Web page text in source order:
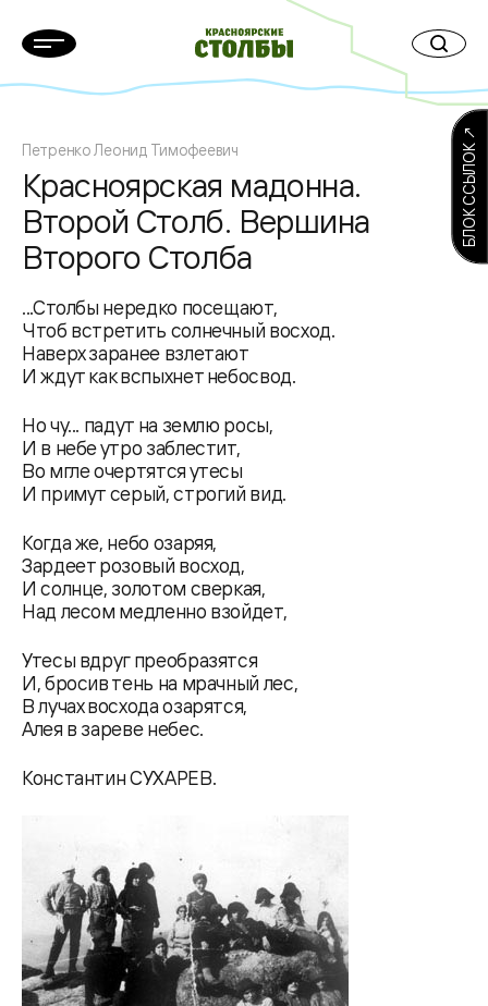
Петренко Леонид Тимофеевич
Красноярская мадонна.
Второй Столб. Вершина
Второго Столба
...Столбы нередко посещают,
Чтоб встретить солнечный восход.
Наверх заранее взлетают
И ждут как вспыхнет небосвод.
Но чу... падут на землю росы,
И в небе утро заблестит,
Во мгле очертятся утесы
И примут серый, строгий вид.
Когда же, небо озаряя,
Зардеет розовый восход,
И солнце, золотом сверкая,
Над лесом медленно взойдет,
Утесы вдруг преобразятся
И, бросив тень на мрачный лес,
В лучах восхода озарятся,
Алея в зареве небес.
Константин СУХАРЕВ.
БЛОК ССЫЛОК ↗